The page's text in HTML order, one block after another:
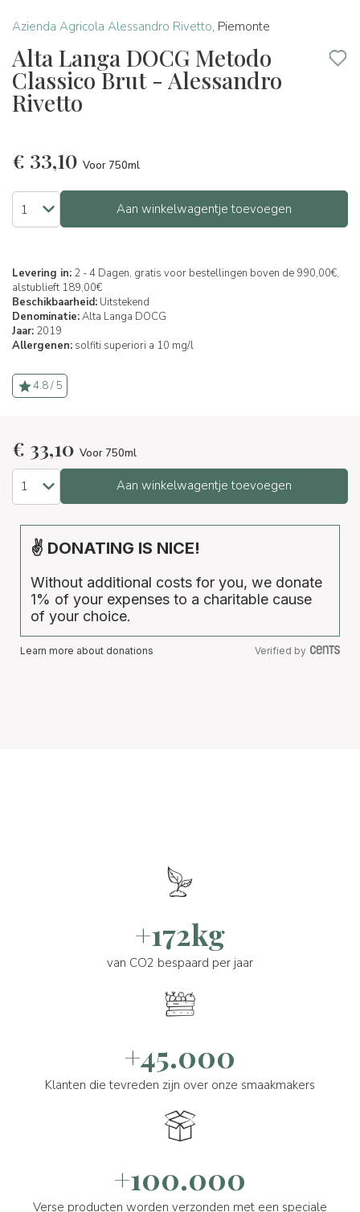
Azienda Agricola Alessandro Rivetto, Piemonte
Alta Langa DOCG Metodo
Classico Brut - Alessandro
Rivetto
€ 33,10 Voor 750ml
Aan winkelwagentje toevoegen
Levering in: 2 - 4 Dagen, gratis voor bestellingen boven de 990,00€,
alstublieft 189,00€
Beschikbaarheid: Uitstekend
Denominatie:Alta Langa DOCG
Jaar: 2019
Allergenen: solfiti superiori a 10 mg/l
4.8 / 5
€ 33,10 Voor 750ml
Aan winkelwagentje toevoegen
✌ DONATING IS NICE!
Without additional costs for you, we donate
1% of your expenses to a charitable cause
of your choice.
Learn more about donations Verified by
+172kg
van CO2 bespaard per jaar
+45.000
Klanten die tevreden zijn over onze smaakmakers
+100.000
Verse producten worden verzonden met een speciale